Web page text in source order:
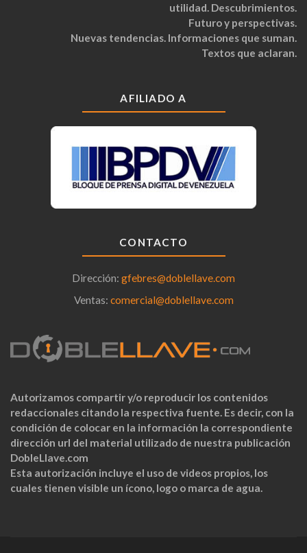
utilidad. Descubrimientos.
Futuro y perspectivas.
Nuevas tendencias. Informaciones que suman.
Textos que aclaran.
AFILIADO A
CONTACTO
Dirección: gfebres@doblellave.com
Ventas: comercial@doblellave.com
Autorizamos compartir y/o reproducir los contenidos
redaccionales citando la respectiva fuente. Es decir, con la
condición de colocar en la información la correspondiente
dirección url del material utilizado de nuestra publicación
DobleLlave.com
Esta autorización incluye el uso de videos propios, los
cuales tienen visible un ícono, logo o marca de agua.